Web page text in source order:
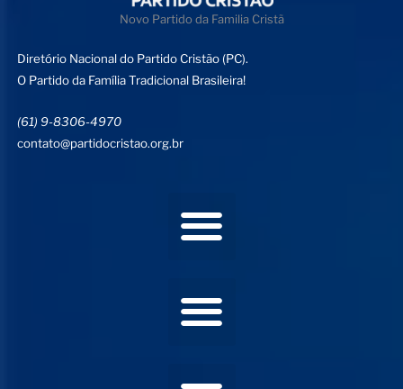
Novo Partido da Familia Cristã
Diretório Nacional do Partido Cristão (PC).
O Partido da Família Tradicional Brasileira!
(61) 9-8306-4970
contato@partidocristao.org.br